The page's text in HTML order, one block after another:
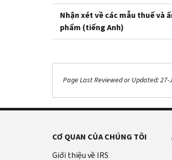
Nhận xét về các mẫu thuế và
phẩm (tiếng Anh)
Page Last Reviewed or Updated: 27-
CƠ QUAN CỦA CHÚNG TÔI
Giới thiệu về IRS